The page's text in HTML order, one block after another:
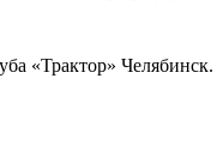
«Трактор» Челябинск.